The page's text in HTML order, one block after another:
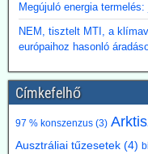
Argentína az Atucha-i
megawatt teljesítményű
teljes egészében
összege várhatóan eléri
gazdasági miniszter
fejlesztőjével, a Meitner
ACR-300 nevű argentin
célokra megvalósítani.
Kommentárunk: Ezek
válságok említése során
Megújuló energia
NEM, tisztelt MTI, a
európaihoz hasonló
Címkefelhő
97 % konszenzus (3)
Ausztráliai tűzesetek (4)